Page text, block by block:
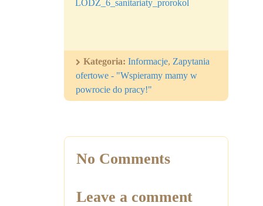
LODZ_6_sanitariaty_prorokol
Kategoria: Informacje, Zapytania
ofertowe - "Wspieramy mamy w
powrocie do pracy!"
No Comments
Leave a comment